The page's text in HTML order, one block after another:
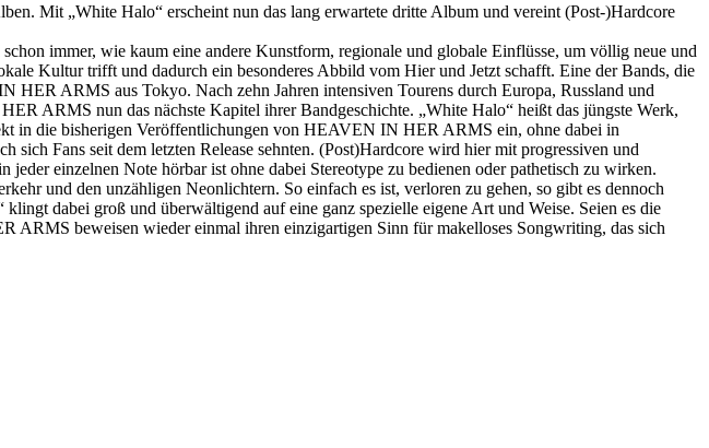
Mit „White Halo“ erscheint nun das lang erwartete dritte Album und vereint (Post-)Hardcore
immer, wie kaum eine andere Kunstform, regionale und globale Einflüsse, um völlig neue und
Kultur trifft und dadurch ein besonderes Abbild vom Hier und Jetzt schafft. Eine der Bands, die
ARMS aus Tokyo. Nach zehn Jahren intensiven Tourens durch Europa, Russland und
ARMS nun das nächste Kapitel ihrer Bandgeschichte. „White Halo“ heißt das jüngste Werk,
in die bisherigen Veröffentlichungen von HEAVEN IN HER ARMS ein, ohne dabei in
Fans seit dem letzten Release sehnten. (Post)Hardcore wird hier mit progressiven und
einzelnen Note hörbar ist ohne dabei Stereotype zu bedienen oder pathetisch zu wirken.
und den unzähligen Neonlichtern. So einfach es ist, verloren zu gehen, so gibt es dennoch
dabei groß und überwältigend auf eine ganz spezielle eigene Art und Weise. Seien es die
beweisen wieder einmal ihren einzigartigen Sinn für makelloses Songwriting, das sich